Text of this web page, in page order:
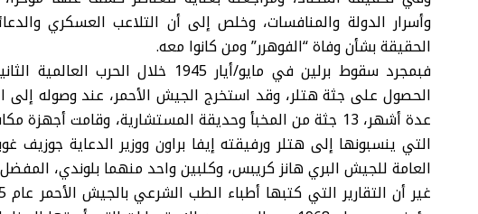
وأسرار الدولة والمنافسات، وخلص إلى أن التلاعب العسكري
الحقيقة بشأن وفاة “الفوهرر” ومن كانوا معه.
فبمجرد سقوط برلين في مايو/أيار
الحصول على جثة هتلر، وقد استخرج الجيش الأحمر، عند وصوله إلى
عدة أشهر، 13 جثة من المخبأ وحديقة المستشارية، وقامت
التي ينسبونها إلى هتلر ورفيقته إيفا براون ووزير الدعاية جوزيف
العامة للجيش البري هانز كريبس، وكلبين واحد منهما بلوندي،